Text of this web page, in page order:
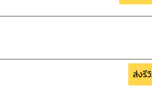
ส่งรี